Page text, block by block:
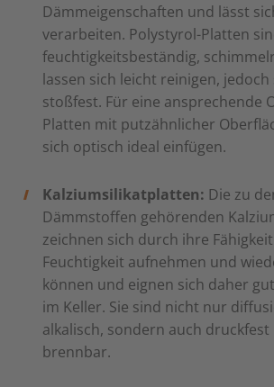
Dämmeigenschaften und lässt
verarbeiten. Polystyrol-Platten
feuchtigkeitsbeständig,
lassen sich leicht reinigen,
stoßfest. Für eine ansprechende
Platten mit putzähnlicher
sich optisch ideal einfügen.
Kalziumsilikatplatten: Die zu
Dämmstoffen gehörenden
zeichnen sich durch ihre
Feuchtigkeit aufnehmen und
können und eignen sich daher
im Keller. Sie sind nicht nur
alkalisch, sondern auch
brennbar.